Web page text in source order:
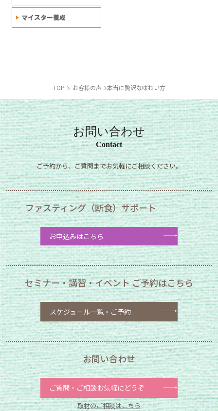
マイスター養成
TOP お客様の声 本当に贅沢な味わい方
お問い合わせ
Contact
ご予約から、ご質問までお気軽にご相談ください。
ファスティング（断食）サポート
お申込みはこちら
セミナー・講習・イベントご予約はこちら
スケジュール一覧 ・ご予約
お問い合わせ
ご質問・ご相談お気軽にどうぞ
取材のご相談はこちら